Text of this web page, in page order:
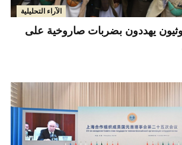
الآراء التحليلية
يهددون بضربات صاروخية على